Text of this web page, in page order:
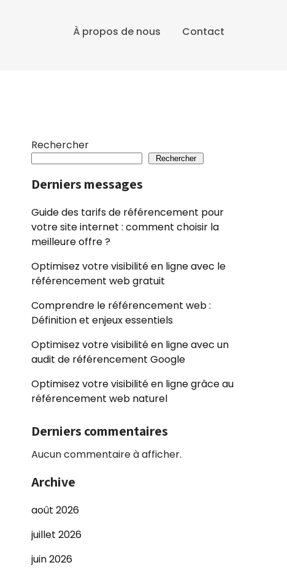
À propos de nous Contact
Rechercher
Rechercher
Derniers messages
Guide des tarifs de référencement pour
votre site internet : comment choisir la
meilleure offre ?
Optimisez votre visibilité en ligne avec le
référencement web gratuit
Comprendre le référencement web :
Définition et enjeux essentiels
Optimisez votre visibilité en ligne avec un
audit de référencement Google
Optimisez votre visibilité en ligne grâce au
référencement web naturel
Derniers commentaires
Aucun commentaire à afficher.
Archive
août 2026
juillet 2026
juin 2026